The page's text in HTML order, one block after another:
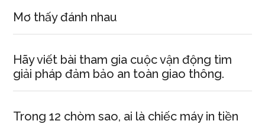
Mơ thấy đánh nhau
Hãy viết bài tham gia cuộc vận động tìm
giải pháp đảm bảo an toàn giao thông.
Trong 12 chòm sao, ai là chiếc máy in tiền